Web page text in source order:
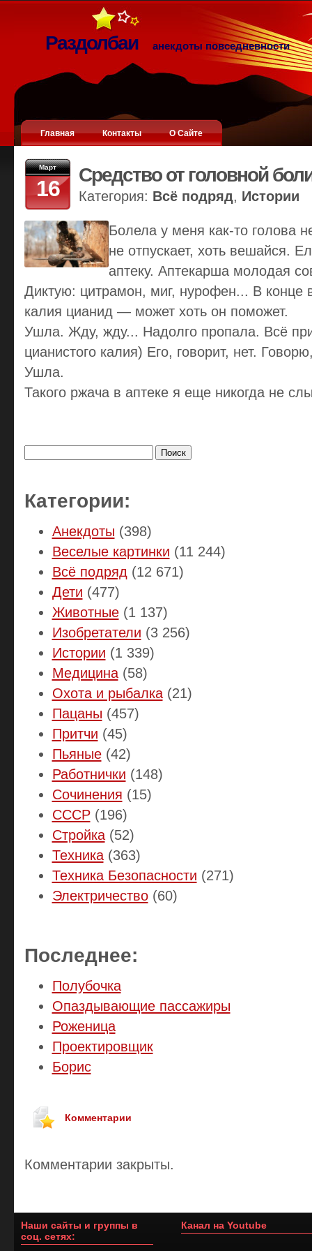
Раздолбаи анекдоты повседневности
Главная Контакты О Сайте
Март
16
Средство от головной
Категория: Всё подряд, Истории
Болела у меня как-то голова
не отпускает, хоть вешайся.
аптеку. Аптекарша молодая
Диктую: цитрамон, миг, нурофен... В конце
калия цианид — может хоть он поможет.
Ушла. Жду, жду... Надолго пропала. Всё
цианистого калия) Его, говорит, нет.
Ушла.
Такого ржача в аптеке я еще никогда не
Категории:
Анекдоты (398)
Веселые картинки (11 244)
Всё подряд (12 671)
Дети (477)
Животные(1 137)
Изобретатели (3 256)
Истории (1 339)
Медицина(58)
Охота и рыбалка(21)
Пацаны (457)
Притчи (45)
Пьяные(42)
Работнички (148)
Сочинения (15)
СССР(196)
Стройка(52)
Техника(363)
Техника Безопасности (271)
Электричество(60)
Последнее:
Полубочка
Опаздывающие пассажиры
Роженица
Проектировщик
Борис
Комментарии
Комментарии закрыты.
Наши сайты и группы в
соц. сетях:
Канал на Youtube